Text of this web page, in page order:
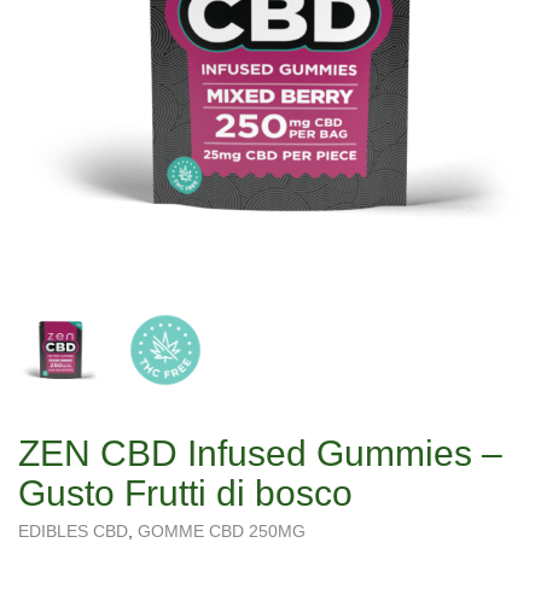
ZEN CBD Infused Gummies –
Gusto Frutti di bosco
EDIBLES CBD GOMME CBD 250MG